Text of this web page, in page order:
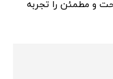
و مطمئن را تجربه